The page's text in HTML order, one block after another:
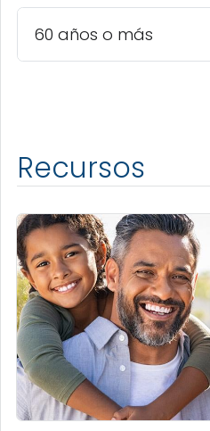
60 años o más
Recursos